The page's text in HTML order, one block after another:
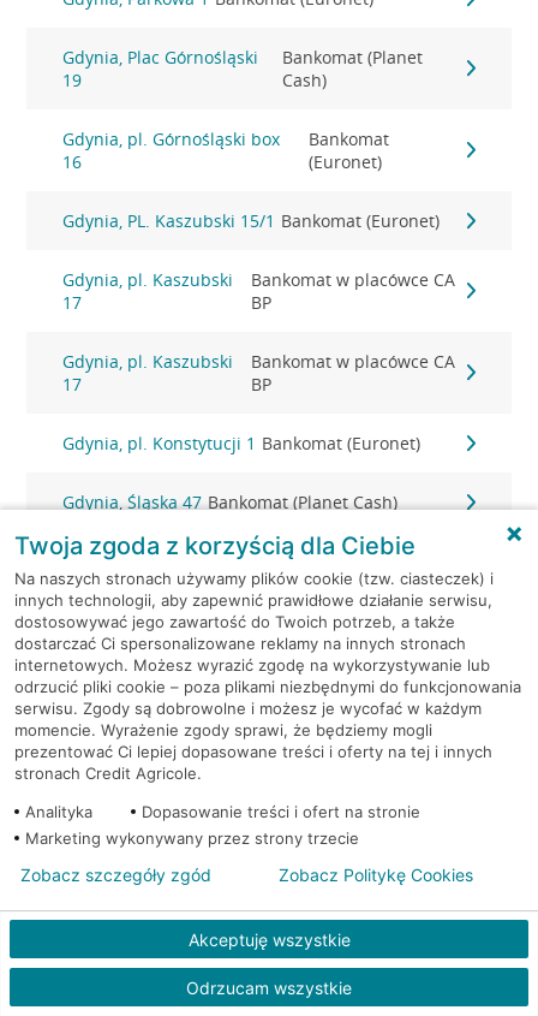
Gdynia, Plac Górnośląski
19
Bankomat (Planet
Cash)
Gdynia, pl. Górnośląski box
16
Bankomat
(Euronet)
Gdynia, PL. Kaszubski 15/1 Bankomat (Euronet)
Gdynia, pl. Kaszubski
17
Bankomat w placówce CA
BP
Gdynia, pl. Kaszubski
17
Bankomat w placówce CA
BP
Gdynia, pl. Konstytucji 1 Bankomat (Euronet)
Gdynia, Śląska 47 Bankomat (Planet Cash)
Gdynia, Śląska 47 Bankomat (Planet Cash)
Gdynia, Strażacka 2 Bankomat (Planet Cash)
Gdynia, Świętojańska 36 Bankomat (Planet Cash)
Gdynia, ul. 10-go Lutego 11 Bankomat (Euronet)
Gdynia, ul. 10-go Lutego 11 Bankomat (Euronet)
Gdynia, ul. 10 Lutego 6A Bankomat (Euronet)
Gdynia, ul. Abrahama 46 A-B Bankomat (Euronet)
Twoja zgoda z korzyścią dla Ciebie
Na naszych stronach używamy plików cookie (tzw. ciasteczek) i
innych technologii, aby zapewnić prawidłowe działanie serwisu,
dostosowywać jego zawartość do Twoich potrzeb, a także
dostarczać Ci spersonalizowane reklamy na innych stronach
internetowych. Możesz wyrazić zgodę na wykorzystywanie lub
odrzucić pliki cookie – poza plikami niezbędnymi do funkcjonowania
serwisu. Zgody są dobrowolne i możesz je wycofać w każdym
momencie. Wyrażenie zgody sprawi, że będziemy mogli
prezentować Ci lepiej dopasowane treści i oferty na tej i innych
stronach Credit Agricole.
Analityka
Dopasowanie treści i ofert na stronie
Marketing wykonywany przez strony trzecie
Akceptuję wszystkie
Odrzucam wszystkie
Zobacz szczegóły zgód Zobacz Politykę Cookies